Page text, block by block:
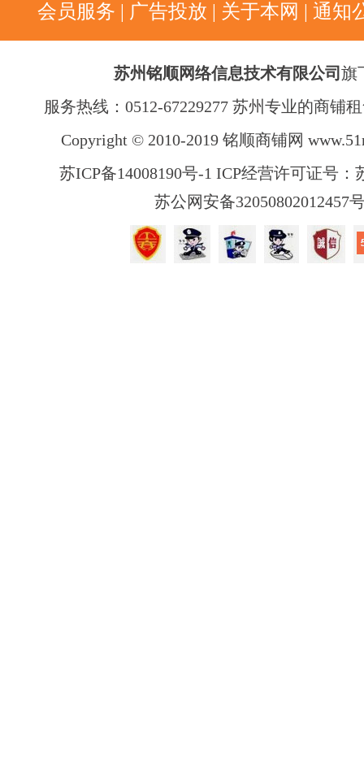
会员服务 | 广告投放 | 关于本网 | 通知
苏州铭顺网络信息技术有限公司 旗
服务热线：0512-67229277 苏州专业的商铺
Copyright © 2010-2019 铭顺商铺网
苏ICP备14008190号-1 ICP经营许可证号：
苏公网安备32050802012457